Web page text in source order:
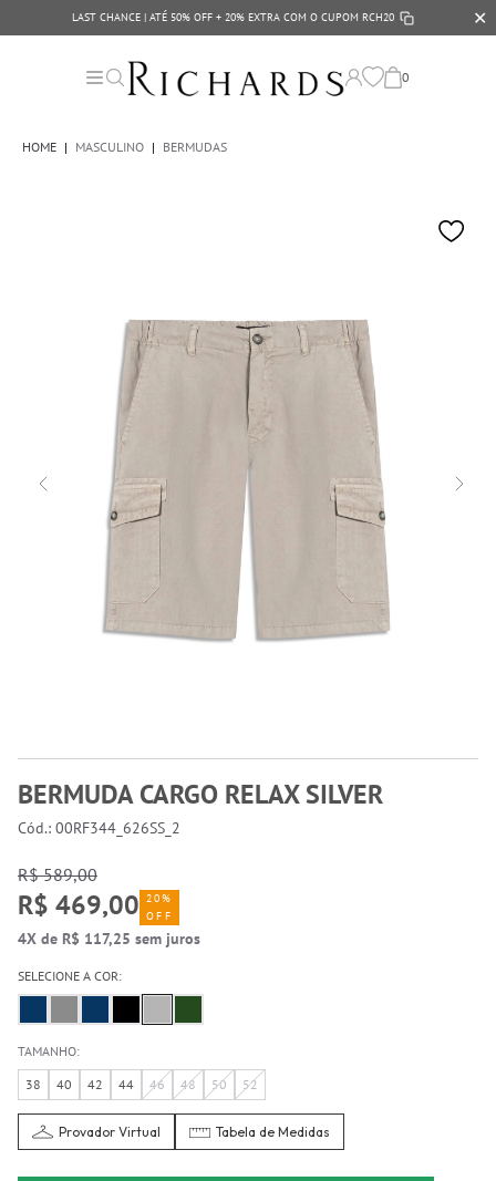
LAST CHANCE | ATÉ 50% OFF + 20% EXTRA COM O CUPOM RCH20 ✕
0
HOME | MASCULINO | BERMUDAS
BERMUDA CARGO RELAX SILVER
Cód.: 00RF344_626SS_2
R$ 589,00
R$ 469,00 20%
OFF
4X de R$ 117,25 sem juros
SELECIONE A COR:
TAMANHO:
38
40 42 44 46 48 50 52
Provador Virtual Tabela de Medidas